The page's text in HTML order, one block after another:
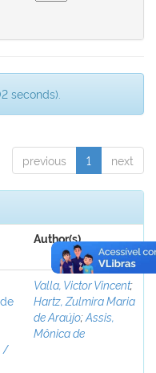
seconds).
previous 1 next
Author(s)
/
Valla, Victor Vincent;
Hartz, Zulmira Maria
de Araújo;Assis,
Mônica de